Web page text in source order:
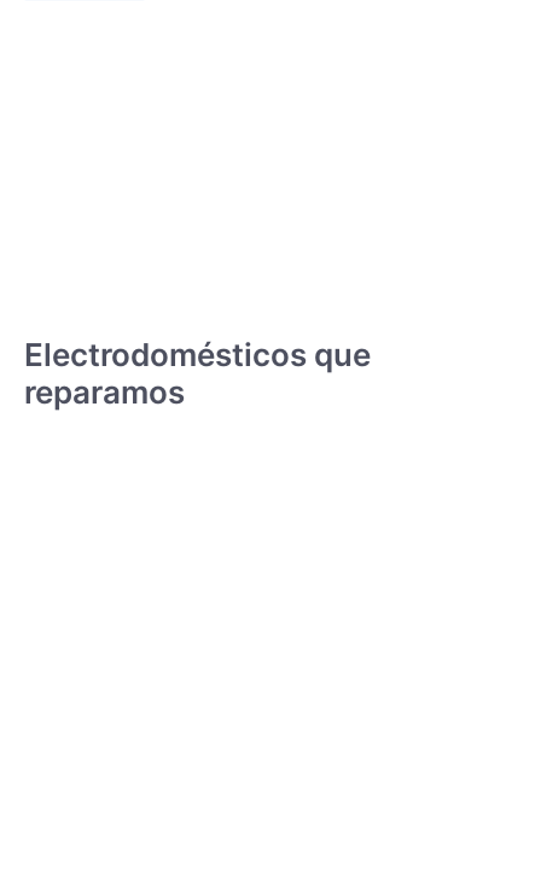
Electrodomésticos que
reparamos